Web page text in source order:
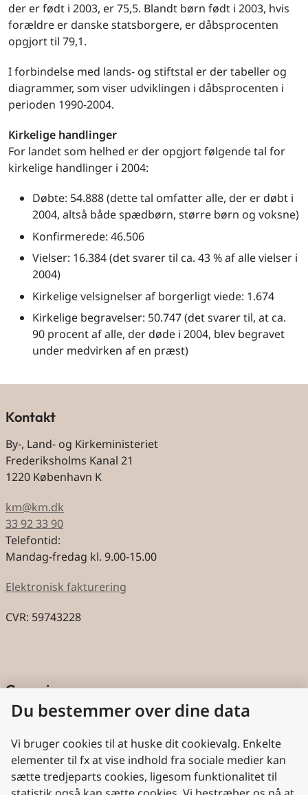
der er født i 2003, er 75,5. Blandt børn født i 2003, hvis
forældre er danske statsborgere, er dåbsprocenten
opgjort til 79,1.
I forbindelse med lands- og stiftstal er der tabeller og
diagrammer, som viser udviklingen i dåbsprocenten i
perioden 1990-2004.
Kirkelige handlinger
For landet som helhed er der opgjort følgende tal for
kirkelige handlinger i 2004:
Døbte: 54.888 (dette tal omfatter alle, der er døbt i
2004, altså både spædbørn, større børn og voksne)
Konfirmerede: 46.506
Vielser: 16.384 (det svarer til ca. 43 % af alle vielser i
2004)
Kirkelige velsignelser af borgerligt viede: 1.674
Kirkelige begravelser: 50.747 (det svarer til, at ca.
90 procent af alle, der døde i 2004, blev begravet
under medvirken af en præst)
Kontakt
By-, Land- og Kirkeministeriet
Frederiksholms Kanal 21
1220 København K
km@km.dk
33 92 33 90
Telefontid:
Mandag-fredag kl. 9.00-15.00
Elektronisk fakturering
CVR: 59743228
Genveje
Cookies
Aktindsigt
Persondatabeskyttelse
Du bestemmer over dine data
Vi bruger cookies til at huske dit cookievalg. Enkelte
elementer til fx at vise indhold fra sociale medier kan
sætte tredjeparts cookies, ligesom funktionalitet til